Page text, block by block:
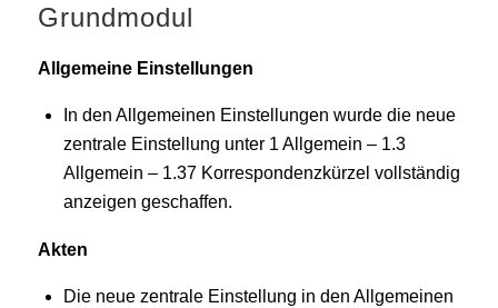
Grundmodul
Allgemeine Einstellungen
In den Allgemeinen Einstellungen wurde die neue
zentrale Einstellung unter 1 Allgemein – 1.3
Allgemein – 1.37 Korrespondenzkürzel vollständig
anzeigen geschaffen.
Akten
Die neue zentrale Einstellung in den Allgemeinen